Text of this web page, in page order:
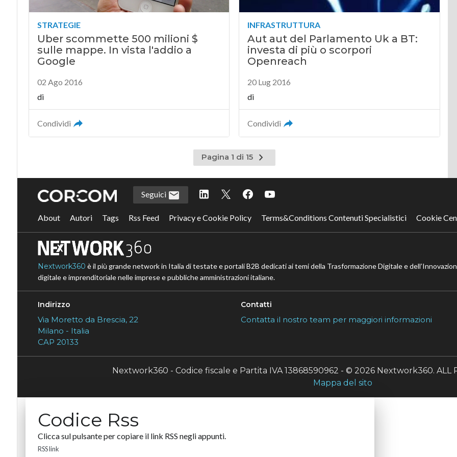
STRATEGIE
Uber scommette 500 milioni $
sulle mappe. In vista l'addio a
Google
02 Ago 2016
di
Condividi
INFRASTRUTTURA
Aut aut del Parlamento Uk a BT:
investa di più o scorpori
Openreach
20 Lug 2016
di
Condividi
Pagina 1 di 15
Pagina
successiva
Seguici
About Autori Tags Rss Feed Privacy e Cookie Policy Terms&Conditions Contenuti Specialistici Cookie
Nextwork360 è il più grande network in Italia di testate e portali B2B dedicati ai temi della Trasformazione Digitale e
digitale e imprenditoriale nelle imprese e pubbliche amministrazioni italiane.
Indirizzo
Via Moretto da Brescia, 22
Milano - Italia
CAP 20133
Contatti
Contatta il nostro team per maggiori informazioni
Nextwork360 - Codice fiscale e Partita IVA 13868590962 - © 2026 Nextwork360. ALL
Mappa del sito
Codice Rss
Clicca sul pulsante per copiare il link RSS negli appunti.
RSS link